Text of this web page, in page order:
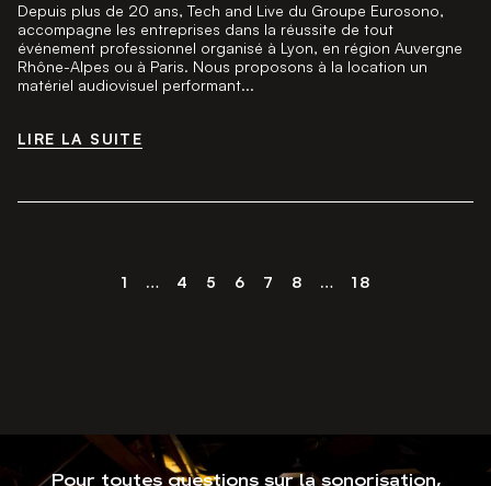
Depuis plus de 20 ans, Tech and Live du Groupe Eurosono,
accompagne les entreprises dans la réussite de tout
événement professionnel organisé à Lyon, en région Auvergne
Rhône-Alpes ou à Paris. Nous proposons à la location un
matériel audiovisuel performant...
LIRE LA SUITE
1 … 4 5 6 7 8 … 18
Pour toutes questions sur la sonorisation,